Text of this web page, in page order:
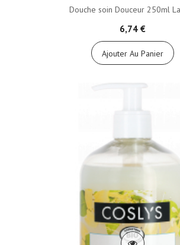
Douche soin Douceur 250ml
6,74 €
Ajouter Au Panier